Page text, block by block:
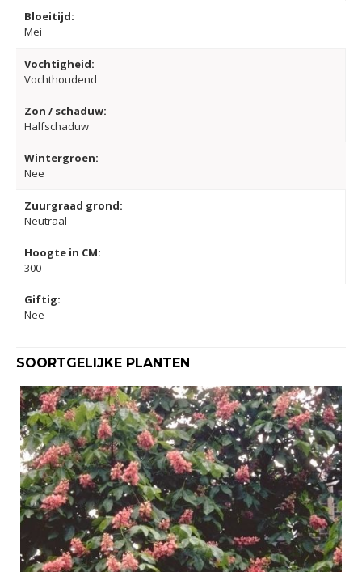
Bloeitijd:
Mei
Vochtigheid:
Vochthoudend
Zon / schaduw:
Halfschaduw
Wintergroen:
Nee
Zuurgraad grond:
Neutraal
Hoogte in CM:
300
Giftig:
Nee
SOORTGELIJKE PLANTEN